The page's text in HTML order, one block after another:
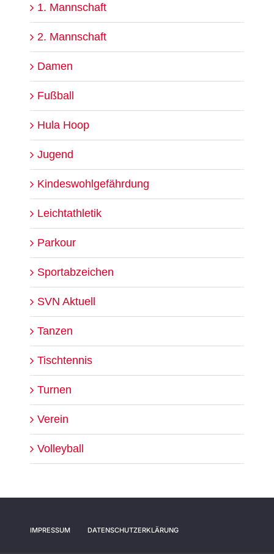
1. Mannschaft
2. Mannschaft
Damen
Fußball
Hula Hoop
Jugend
Kindeswohlgefährdung
Leichtathletik
Parkour
Sportabzeichen
SVN Aktuell
Tanzen
Tischtennis
Turnen
Verein
Volleyball
IMPRESSUM DATENSCHUTZERKLÄRUNG